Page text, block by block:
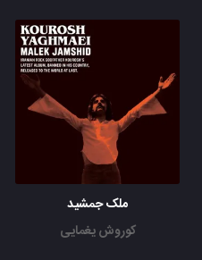
ملک جمشید
کوروش یغمایی